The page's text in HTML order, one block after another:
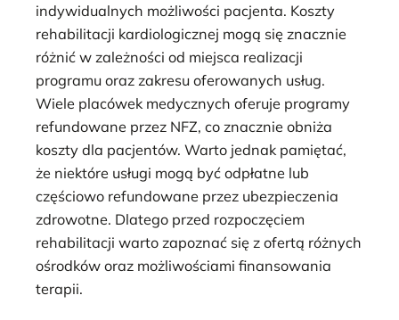
indywidualnych możliwości pacjenta. Koszty
rehabilitacji kardiologicznej mogą się znacznie
różnić w zależności od miejsca realizacji
programu oraz zakresu oferowanych usług.
Wiele placówek medycznych oferuje programy
refundowane przez NFZ, co znacznie obniża
koszty dla pacjentów. Warto jednak pamiętać,
że niektóre usługi mogą być odpłatne lub
częściowo refundowane przez ubezpieczenia
zdrowotne. Dlatego przed rozpoczęciem
rehabilitacji warto zapoznać się z ofertą różnych
ośrodków oraz możliwościami finansowania
terapii.